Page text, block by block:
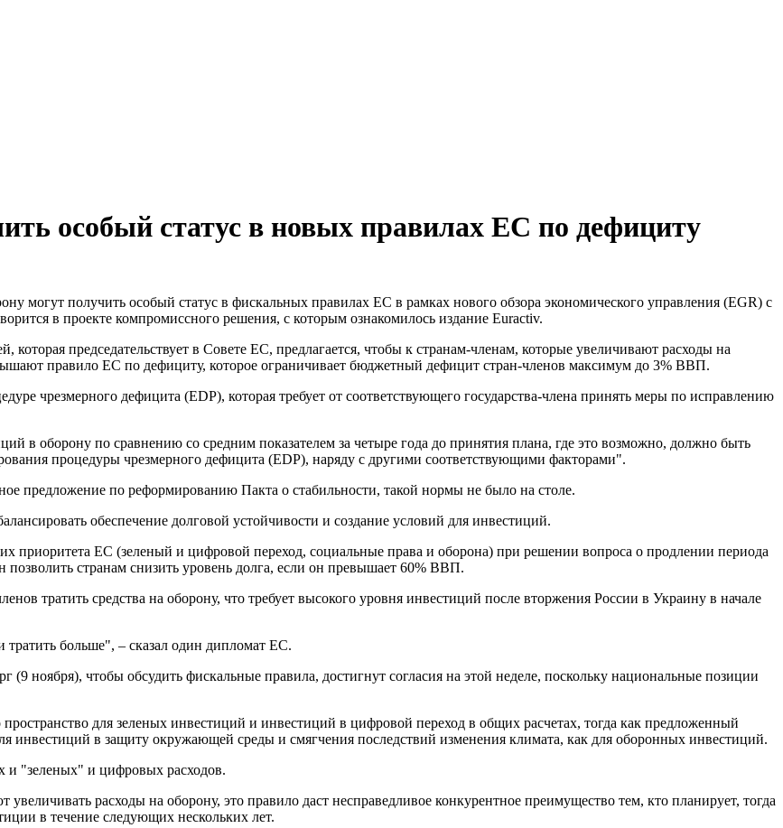
особый статус в новых правилах ЕС по дефициту
могут получить особый статус в фискальных правилах ЕС в рамках нового обзора экономического управления (EGR) с
в проекте компромиссного решения, с которым ознакомилось издание Euractiv.
председательствует в Совете ЕС, предлагается, чтобы к странам-членам, которые увеличивают расходы на
правило ЕС по дефициту, которое ограничивает бюджетный дефицит стран-членов максимум до 3% ВВП.
чрезмерного дефицита (EDP), которая требует от соответствующего государства-члена принять меры по исправлению
в оборону по сравнению со средним показателем за четыре года до принятия плана, где это возможно, должно быть
процедуры чрезмерного дефицита (EDP), наряду с другими соответствующими факторами".
предложение по реформированию Пакта о стабильности, такой нормы не было на столе.
обеспечение долговой устойчивости и создание условий для инвестиций.
приоритета ЕС (зеленый и цифровой переход, социальные права и оборона) при решении вопроса о продлении периода
странам снизить уровень долга, если он превышает 60% ВВП.
тратить средства на оборону, что требует высокого уровня инвестиций после вторжения России в Украину в начале
больше", – сказал один дипломат ЕС.
(9 ноября), чтобы обсудить фискальные правила, достигнут согласия на этой неделе, поскольку национальные позиции
для зеленых инвестиций и инвестиций в цифровой переход в общих расчетах, тогда как предложенный
инвестиций в защиту окружающей среды и смягчения последствий изменения климата, как для оборонных инвестиций.
и "зеленых" и цифровых расходов.
расходы на оборону, это правило даст несправедливое конкурентное преимущество тем, кто планирует, тогда
в течение следующих нескольких лет.